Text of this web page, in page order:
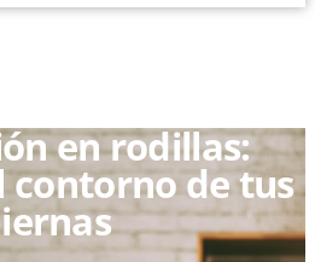
en rodillas:
contorno de tus